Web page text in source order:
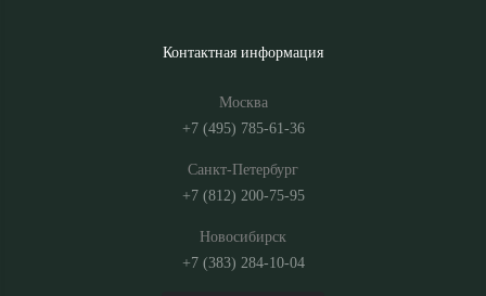
Контактная информация
Москва
+7 (495) 785-61-36
Санкт-Петербург
+7 (812) 200-75-95
Новосибирск
+7 (383) 284-10-04